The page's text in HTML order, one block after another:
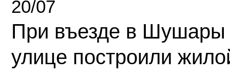
20/07
При въезде в Шушары
улице построили